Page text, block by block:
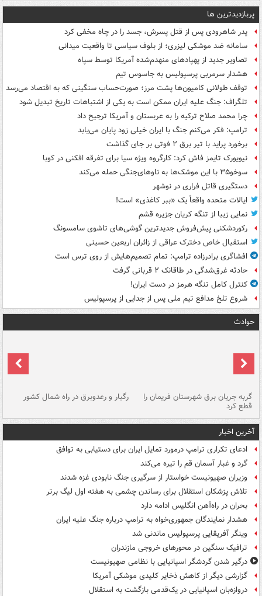
پربازدیدترین ها
پدر شاهرودی پس از قتل پسرش، جسد را در چاه مخفی کرد
سامانه ضد موشکی لیزری؛ از بلوف سیاسی تا واقعیت میدانی
تصاویر جدید از پهپادهای منهدم‌شده آمریکا توسط سپاه
هشدار سرمربی پرسپولیس به جاسوس تیم
توقف طولانی کامیون‌ها پشت مرز؛ صورت‌حساب سنگینی که به اقتصاد می‌رسد
تلگراف: جنگ علیه ایران ممکن است به یکی از اشتباهات تاریخ تبدیل شود
چرا محمد صلاح ترکیه را به عربستان و آمریکا ترجیح داد
ترامپ: فکر می‌کنم جنگ با ایران خیلی زود پایان می‌یابد
برخورد پراید با تیر برق ۲ فوتی بر جای گذاشت
نیویورک تایمز فاش کرد: کارگروه ویژه سیا برای تفرقه افکنی در کوبا
سوخو۳۵ با این موشک‌ها به ناوهای‌جنگی حمله می‌کند
دستگیری قاتل فراری در نوشهر
ایالات متحده واقعاً یک «ببر کاغذی» است!
نمایی زیبا از تنگه کریان جزیره قشم
رکوردشکنی پیش‌فروش جدیدترین گوشی‌های تاشوی سامسونگ
استقبال خاص دخترک عراقی از زائران اربعین حسینی
افشاگری برادرزاده ترامپ: تمام تصمیم‌هایش از روی ترس است
حادثه غرق‌شدگی در طاقانک ۲ قربانی گرفت
کنترل کامل تنگه هرمز در دست ایران!
شروع تلخ مدافع تیم ملی پس از جدایی از پرسپولیس
حوادث
گربه جریان برق شهرستان فریمان را
قطع کرد
رگبار و رعدوبرق در راه شمال کشور
آخرین اخبار
ادعای تکراری ترامپ درمورد تمایل ایران برای دستیابی به توافق
گرد و غبار آسمان قم را تیره می‌کند
وزیران صهیونیست خواستار از سرگیری جنگ نابودی غزه شدند
تلاش پزشکان استقلال برای رساندن چشمی به هفته اول لیگ برتر
بحران در راه‌آهن انگلیس ادامه دارد
هشدار نمایندگان جمهوری‌خواه به ترامپ درباره جنگ علیه ایران
وینگر آفریقایی پرسپولیس ماندنی شد
ترافیک سنگین در محورهای خروجی مازندران
درگیر شدن گردشگر اسپانیایی با نظامی صهیونیست
گزارشی دیگر از کاهش ذخایر کلیدی موشکی آمریکا
دروازه‌بان اسپانیایی در یک‌قدمی بازگشت به استقلال